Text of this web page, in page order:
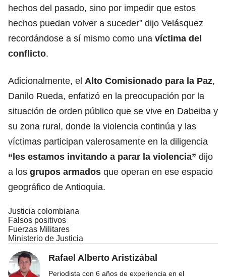
hechos del pasado, sino por impedir que estos
hechos puedan volver a suceder” dijo Velásquez
recordándose a sí mismo como una víctima del
conflicto.
Adicionalmente, el Alto Comisionado para la Paz,
Danilo Rueda, enfatizó en la preocupación por la
situación de orden público que se vive en Dabeiba y
su zona rural, donde la violencia continúa y las
víctimas participan valerosamente en la diligencia
“les estamos invitando a parar la violencia” dijo
a los grupos armados que operan en ese espacio
geográfico de Antioquia.
Justicia colombiana
Falsos positivos
Fuerzas Militares
Ministerio de Justicia
Rafael Alberto Aristizábal
Periodista con 6 años de experiencia en el